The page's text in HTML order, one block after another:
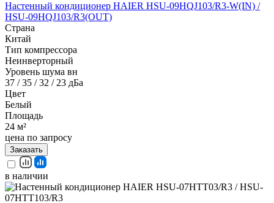
Настенный кондиционер HAIER HSU-09HQJ103/R3-W(IN) /
HSU-09HQJ103/R3(OUT)
Страна
Китай
Тип компрессора
Неинверторный
Уровень шума вн
37 / 35 / 32 / 23 дБа
Цвет
Белый
Площадь
24 м²
цена по запросу
Заказать
в наличии